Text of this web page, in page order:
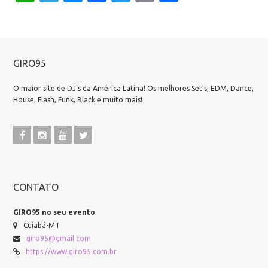
GIRO95
O maior site de DJ's da América Latina! Os melhores Set's, EDM, Dance,
House, Flash, Funk, Black e muito mais!
CONTATO
GIRO95 no seu evento
Cuiabá-MT
giro95@gmail.com
https://www.giro95.com.br